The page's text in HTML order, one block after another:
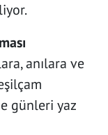
anılara ve
günleri yaz